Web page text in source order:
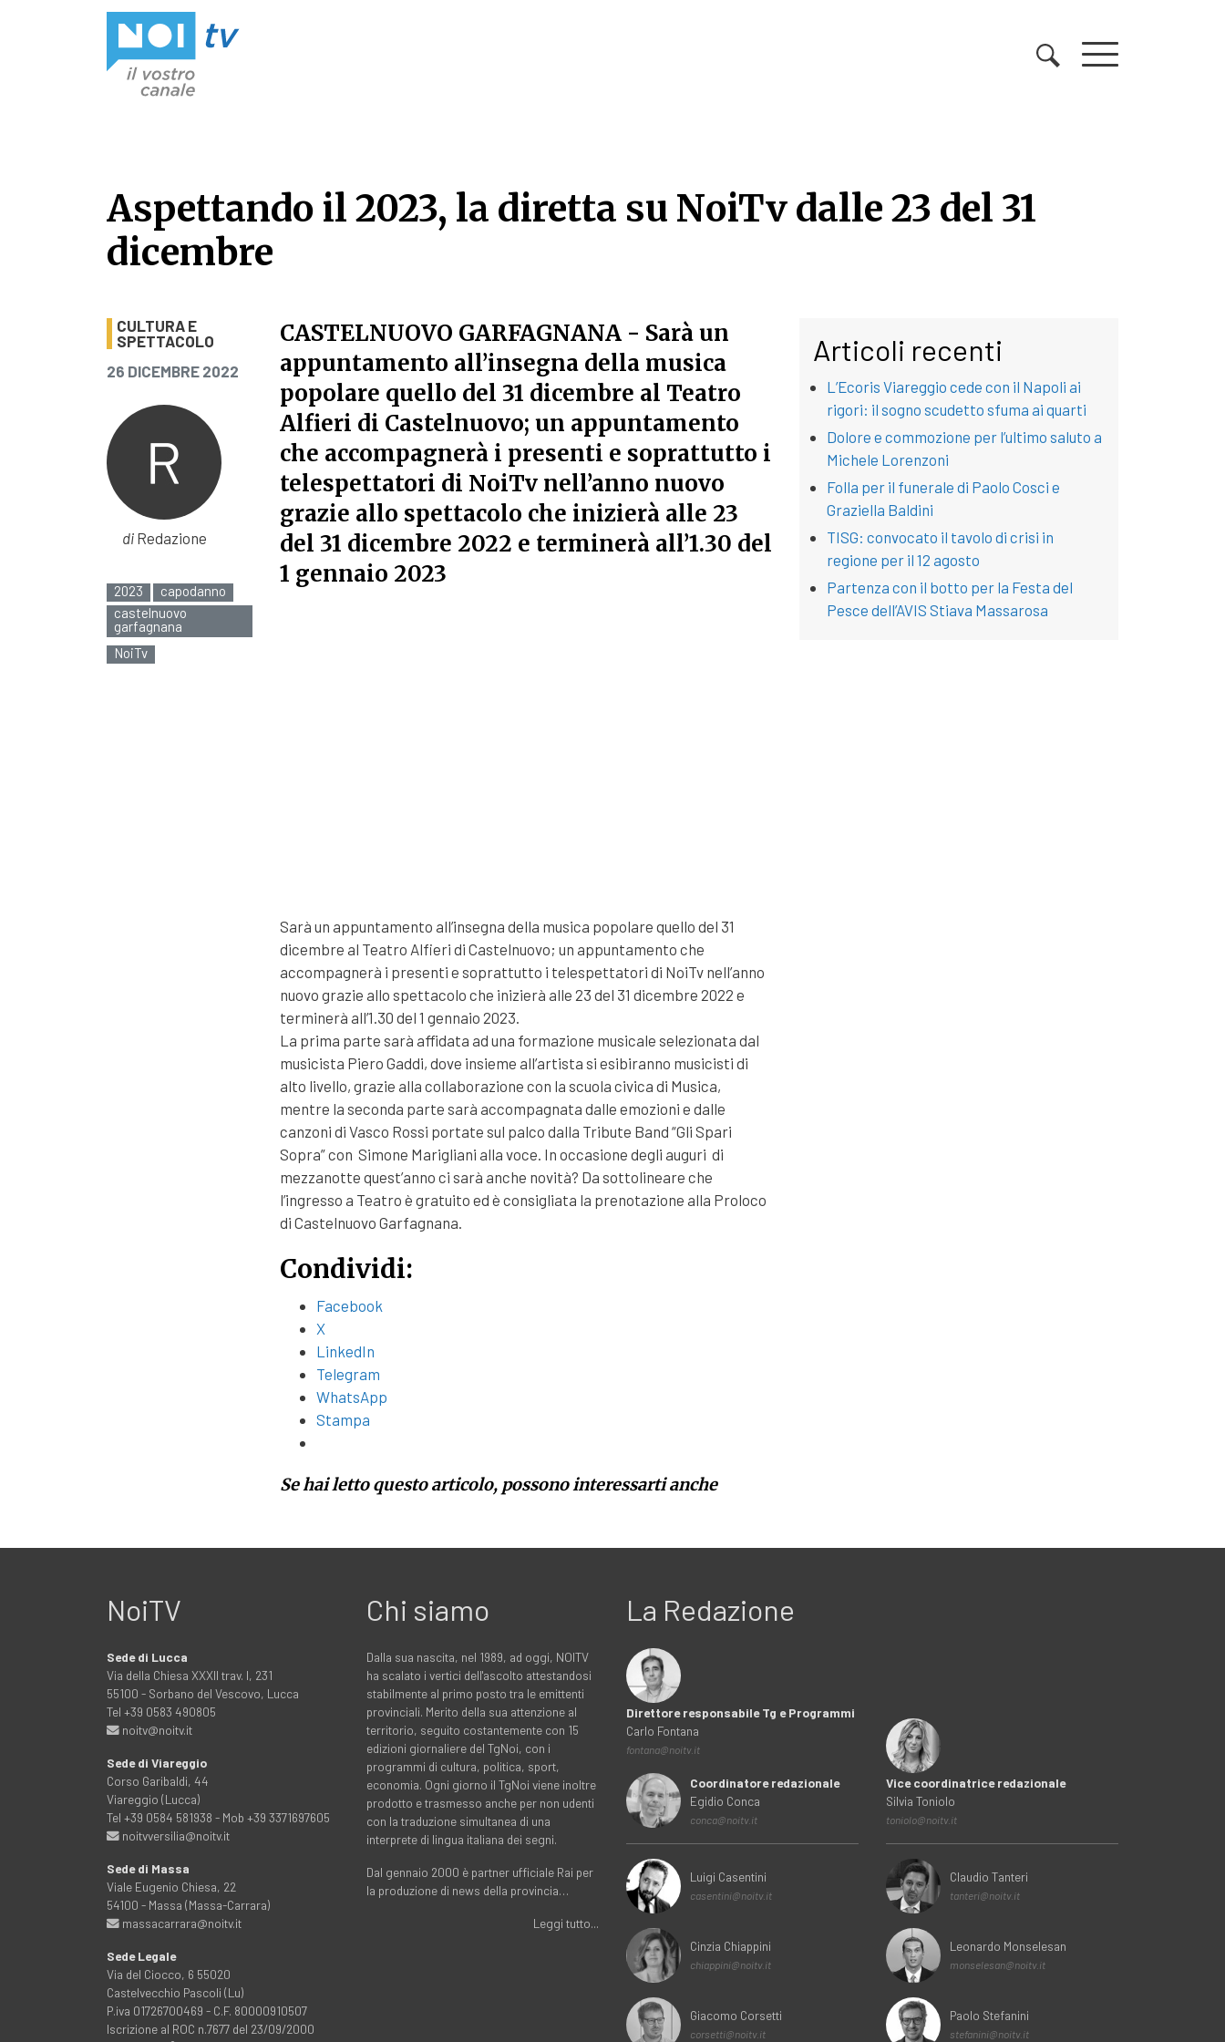
Aspettando il 2023, la diretta su NoiTv dalle 23 del 31
dicembre
Aspettando il 2023, la diretta su NoiTv dalle 23 del 31 dicembre
CULTURA E
SPETTACOLO
PUBBLICATO IL
26 DICEMBRE 2022
diRedazione
2023
capodanno
castelnuovo
garfagnana
NoiTv
CASTELNUOVO GARFAGNANA - Sarà un
appuntamento all’insegna della musica
popolare quello del 31 dicembre al Teatro
Alfieri di Castelnuovo; un appuntamento
che accompagnerà i presenti e soprattutto i
telespettatori di NoiTv nell’anno nuovo
grazie allo spettacolo che inizierà alle 23
del 31 dicembre 2022 e terminerà all’1.30 del
1 gennaio 2023
Sarà un appuntamento all’insegna della musica popolare quello del 31
dicembre al Teatro Alfieri di Castelnuovo; un appuntamento che
accompagnerà i presenti e soprattutto i telespettatori di NoiTv nell’anno
nuovo grazie allo spettacolo che inizierà alle 23 del 31 dicembre 2022 e
terminerà all’1.30 del 1 gennaio 2023.
La prima parte sarà affidata ad una formazione musicale selezionata dal
musicista Piero Gaddi, dove insieme all’artista si esibiranno musicisti di
alto livello, grazie alla collaborazione con la scuola civica di Musica,
mentre la seconda parte sarà accompagnata dalle emozioni e dalle
canzoni di Vasco Rossi portate sul palco dalla Tribute Band “Gli Spari
Sopra” con Simone Marigliani alla voce. In occasione degli auguri di
mezzanotte quest’anno ci sarà anche novità? Da sottolineare che
l’ingresso a Teatro è gratuito ed è consigliata la prenotazione alla Proloco
di Castelnuovo Garfagnana.
Condividi:
Facebook
X
LinkedIn
Telegram
WhatsApp
Stampa
Se hai letto questo articolo, possono interessarti anche
Articoli recenti
L’Ecoris Viareggio cede con il Napoli ai
rigori: il sogno scudetto sfuma ai quarti
Dolore e commozione per l’ultimo saluto a
Michele Lorenzoni
Folla per il funerale di Paolo Cosci e
Graziella Baldini
TISG: convocato il tavolo di crisi in
regione per il 12 agosto
Partenza con il botto per la Festa del
Pesce dell’AVIS Stiava Massarosa
NoiTV
Sede di Lucca
Via della Chiesa XXXII trav. I, 231
55100 - Sorbano del Vescovo, Lucca
Tel +39 0583 490805
noitv@noitv.it
Sede di Viareggio
Corso Garibaldi, 44
Viareggio (Lucca)
Tel +39 0584 581938 - Mob +39 3371697605
noitvversilia@noitv.it
Sede di Massa
Viale Eugenio Chiesa, 22
54100 - Massa (Massa-Carrara)
massacarrara@noitv.it
Sede Legale
Via del Ciocco, 6 55020
Castelvecchio Pascoli (Lu)
P.iva 01726700469 - C.F. 80000910507
Iscrizione al ROC n.7677 del 23/09/2000
Chi siamo
Dalla sua nascita, nel 1989, ad oggi, NOITV
ha scalato i vertici dell'ascolto attestandosi
stabilmente al primo posto tra le emittenti
provinciali. Merito della sua attenzione al
territorio, seguito costantemente con 15
edizioni giornaliere del TgNoi, con i
programmi di cultura, politica, sport,
economia. Ogni giorno il TgNoi viene inoltre
prodotto e trasmesso anche per non udenti
con la traduzione simultanea di una
interprete di lingua italiana dei segni.
Dal gennaio 2000 è partner ufficiale Rai per
la produzione di news della provincia…
Leggi tutto...
La Redazione
Direttore responsabile Tg e Programmi
Carlo Fontana
fontana@noitv.it
Coordinatore redazionale
Egidio Conca
conca@noitv.it
Luigi Casentini
casentini@noitv.it
Cinzia Chiappini
chiappini@noitv.it
Giacomo Corsetti
corsetti@noitv.it
Vice coordinatrice redazionale
Silvia Toniolo
toniolo@noitv.it
Claudio Tanteri
tanteri@noitv.it
Leonardo Monselesan
monselesan@noitv.it
Paolo Stefanini
stefanini@noitv.it